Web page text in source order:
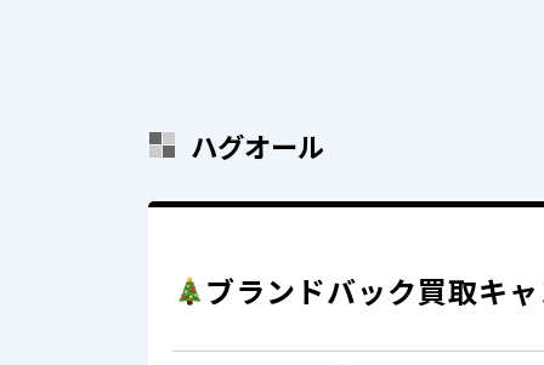
ハグオール
ブランドバック買取キ